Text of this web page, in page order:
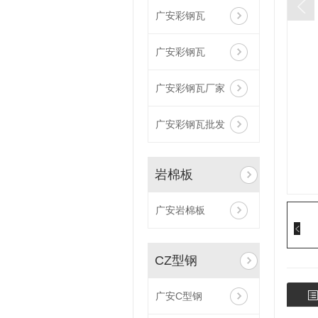
广安彩钢瓦
广安彩钢瓦
广安彩钢瓦厂家
广安彩钢瓦批发
岩棉板
广安岩棉板
CZ型钢
广安C型钢